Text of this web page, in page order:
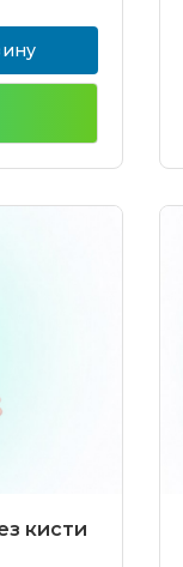
кисти